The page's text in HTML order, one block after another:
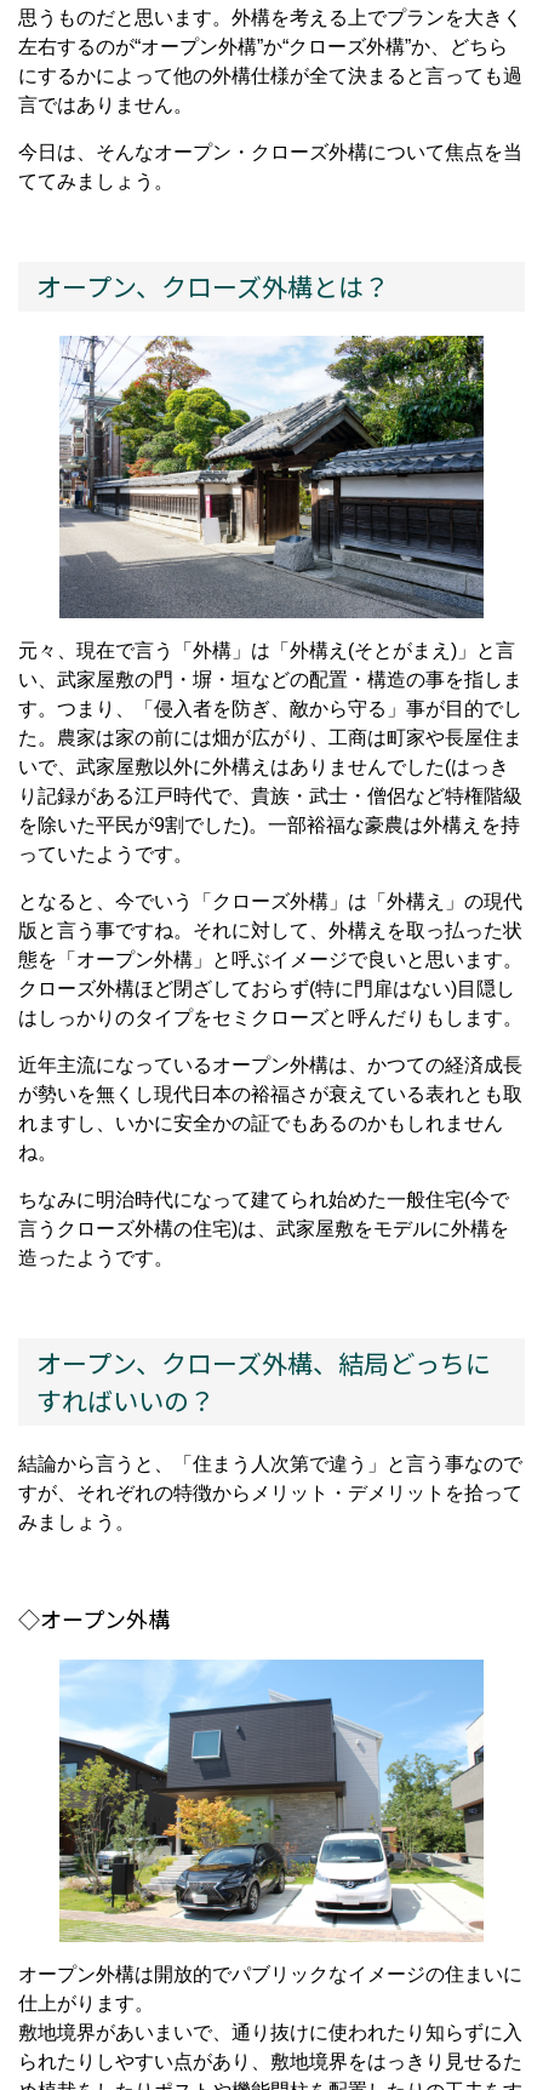
思うものだと思います。外構を考える上でプランを大きく
左右するのが“オープン外構”か“クローズ外構”か、どちら
にするかによって他の外構仕様が全て決まると言っても過
言ではありません。
今日は、そんなオープン・クローズ外構について焦点を当
ててみましょう。
オープン、クローズ外構とは？
元々、現在で言う「外構」は「外構え (そとがまえ ) 」と言
い、武家屋敷の門・塀・垣などの配置・構造の事を指しま
す。つまり、「侵入者を防ぎ、敵から守る」事が目的でし
た。農家は家の前には畑が広がり、工商は町家や長屋住ま
いで、武家屋敷以外に外構えはありませんでした(はっき
り記録がある江戸時代で、貴族・武士・僧侶など特権階級
を除いた平民が9割でした)。一部裕福な豪農は外構えを持
っていたようです。
となると、今でいう「クローズ外構」は「外構え」の現代
版と言う事ですね。それに対して、外構えを取っ払った状
態を「オープン外構」と呼ぶイメージで良いと思います。
クローズ外構ほど閉ざしておらず(特に門扉はない)目隠し
はしっかりのタイプをセミクローズと呼んだりもします。
近年主流になっているオープン外構は、かつての経済成長
が勢いを無くし現代日本の裕福さが衰えている表れとも取
れますし、いかに安全かの証でもあるのかもしれません
ね。
ちなみに明治時代になって建てられ始めた一般住宅(今で
言うクローズ外構の住宅)は、武家屋敷をモデルに外構を
造ったようです。
オープン、クローズ外構、結局どっちに
すればいいの？
結論から言うと、「住まう人次第で違う」と言う事なので
すが、それぞれの特徴からメリット・デメリットを拾って
みましょう。
◇オープン外構
オープン外構は開放的でパブリックなイメージの住まいに
仕上がります。
敷地境界があいまいで、通り抜けに使われたり知らずに入
られたりしやすい点があり、敷地境界をはっきり見せるた